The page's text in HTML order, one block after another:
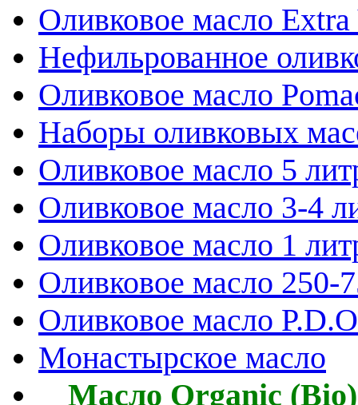
Оливковое масло
Нефильрованное
Оливковое масло
Наборы оливковых
Оливковое масло 5
Оливковое масло 3-4
Оливковое масло 1
Оливковое масло 250-
Оливковое масло
Монастырское масло
Масло Organic (Bio)